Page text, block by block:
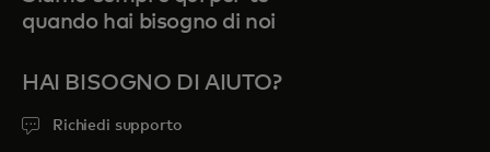
quando hai bisogno di noi
HAI BISOGNO DI AIUTO?
Richiedi supporto